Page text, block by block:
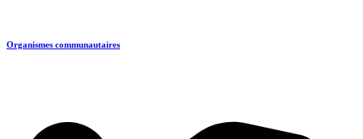
Organismes communautaires